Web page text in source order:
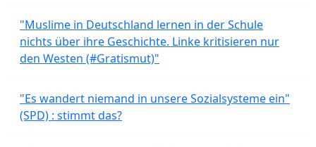
"Muslime in Deutschland lernen in der Schule
nichts über ihre Geschichte. Linke kritisieren nur
den Westen (#Gratismut)"
"Es wandert niemand in unsere Sozialsysteme ein"
(SPD) : stimmt das?